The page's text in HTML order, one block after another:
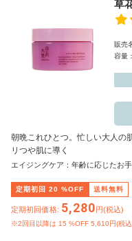
草
販売
容量
朝晩これひとつ。忙しい大人の
リつや肌に導く
エイジングケア：年齢に応じたお
定期初回 20 %OFF 送料無料
定期初回価格: 5,280円(税込)
※2回目以降は 15 %OFF 5,610円(税